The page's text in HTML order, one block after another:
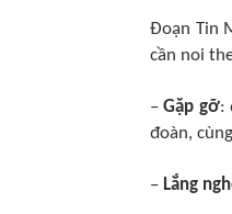
Đoạn Tin
cần noi
–Gặp gỡ:
đoàn,
– Lắng